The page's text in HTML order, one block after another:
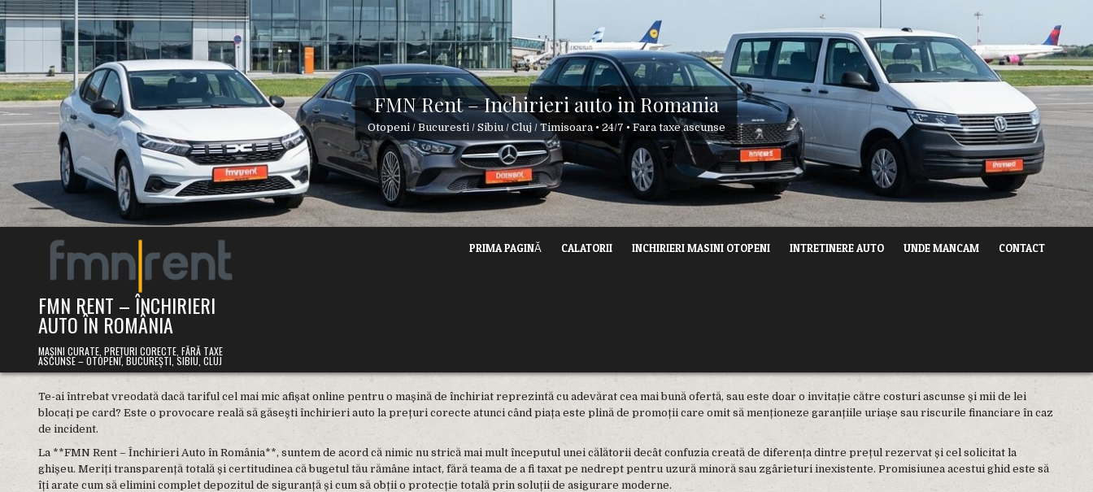
Skip
to
content
FMN Rent – Inchirieri auto in Romania
Otopeni / Bucuresti / Sibiu / Cluj / Timisoara • 24/7 • Fara taxe ascunse
FMN RENT – ÎNCHIRIERI
AUTO ÎN ROMÂNIA
MAȘINI CURATE, PREȚURI CORECTE, FĂRĂ TAXE
ASCUNSE – OTOPENI, BUCUREȘTI, SIBIU, CLUJ
PRIMA PAGINĂ CALATORII INCHIRIERI MASINI OTOPENI INTRETINERE AUTO UNDE MANCAM CONTACT
Te-ai întrebat vreodată dacă tariful cel mai mic afișat online pentru o mașină de închiriat reprezintă cu adevărat cea mai bună ofertă, sau este doar o invitație către costuri ascunse și mii de lei
blocați pe card? Este o provocare reală să găsești închirieri auto la prețuri corecte atunci când piața este plină de promoții care omit să menționeze garanțiile uriașe sau riscurile financiare în caz
de incident.
La **FMN Rent – Închirieri Auto în România**, suntem de acord că nimic nu strică mai mult începutul unei călătorii decât confuzia creată de diferența dintre prețul rezervat și cel solicitat la
ghișeu. Meriți transparență totală și certitudinea că bugetul tău rămâne intact, fără teama de a fi taxat pe nedrept pentru uzură minoră sau zgârieturi inexistente. Promisiunea acestui ghid este să
îți arate cum să elimini complet depozitul de siguranță și cum să obții o protecție totală prin soluții de asigurare moderne.